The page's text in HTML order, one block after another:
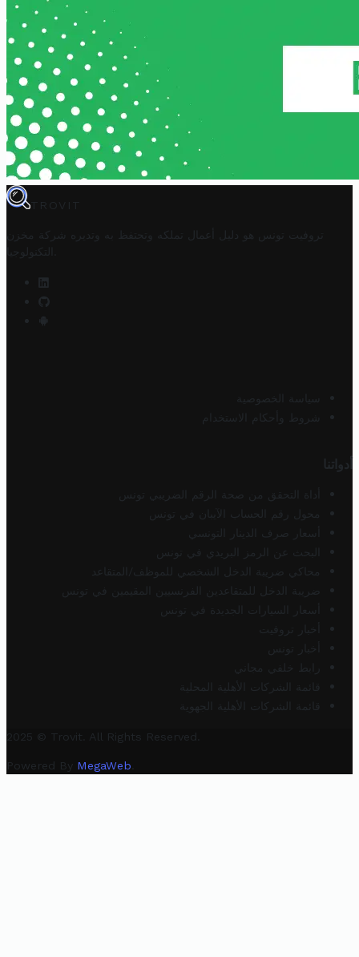
TROVIT
تروفيت تونس هو دليل أعمال تملكه وتحتفظ به وتديره
شركة مخزن
التكنولوجيا
سياسة الخصوصية
شروط وأحكام الاستخدام
أدواتنا
أداة التحقق من صحة الرقم الضريبي تونس
محول رقم الحساب الآيبان في تونس
أسعار صرف الدينار التونسي
البحث عن الرمز البريدي في تونس
محاكي ضريبة الدخل الشخصي للموظف/المتقاعد
ضريبة الدخل للمتقاعدين الفرنسيين المقيمين في تونس
أسعار السيارات الجديدة في تونس
أخبار تروفيت
أخبار تونس
رابط خلفي مجاني
قائمة الشركات الأهلية المحلية
قائمة الشركات الأهلية الجهوية
2025 © Trovit. All Rights Reserved.
Powered By MegaWeb